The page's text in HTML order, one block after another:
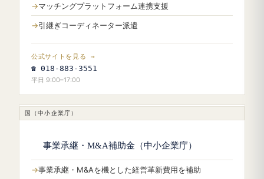
マッチングプラットフォーム連携支援
引継ぎコーディネーター派遣
公式サイトを見る →
☎ 018-883-3551
平日 9:00–17:00
国（中小企業庁）
事業承継・M&A補助金（中小企業庁）
事業承継・M&Aを機とした経営革新費用を補助